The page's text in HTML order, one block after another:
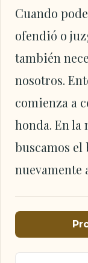
Cuando
ofendió o
también
nosotros.
comienza a
honda. En la
buscamos el
nuevamente